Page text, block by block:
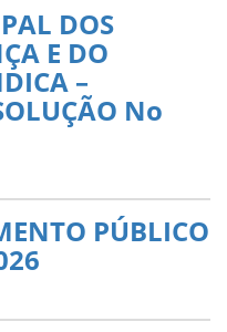
DOS
E DO
–
No
PÚBLICO